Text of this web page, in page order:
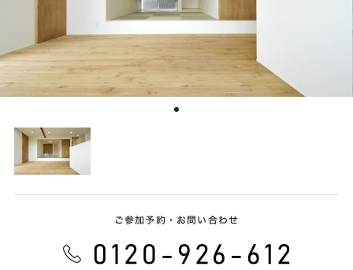
ご参加予約・お問い合わせ